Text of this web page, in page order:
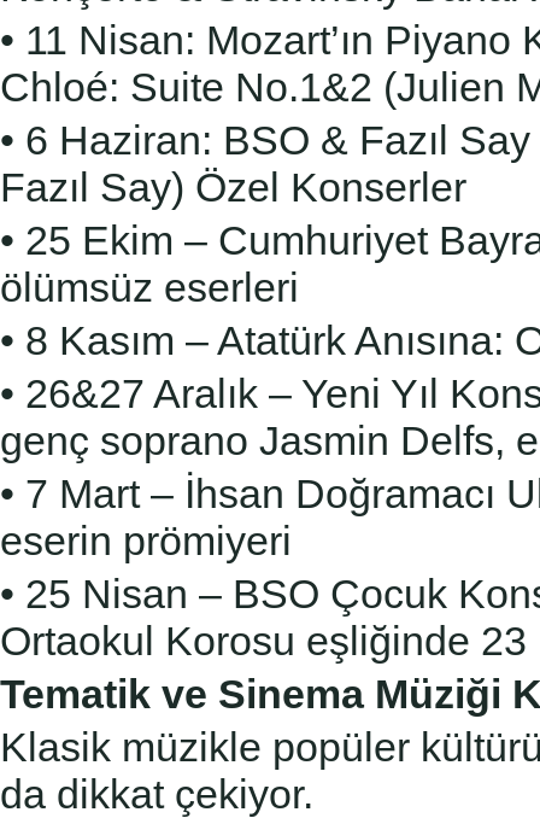
• 11 Nisan: Mozart’ın
Chloé: Suite No.1&2 (Julien
• 6 Haziran: BSO & Fazıl
Fazıl Say) Özel Konserler
• 25 Ekim – Cumhuriyet
ölümsüz eserleri
• 8 Kasım – Atatürk Anısına:
• 26&27 Aralık – Yeni Yıl
genç soprano Jasmin Delfs,
• 7 Mart – İhsan Doğramacı
eserin prömiyeri
• 25 Nisan – BSO Çocuk
Ortaokul Korosu eşliğinde 23
Tematik ve Sinema Müziği
Klasik müzikle popüler
da dikkat çekiyor.